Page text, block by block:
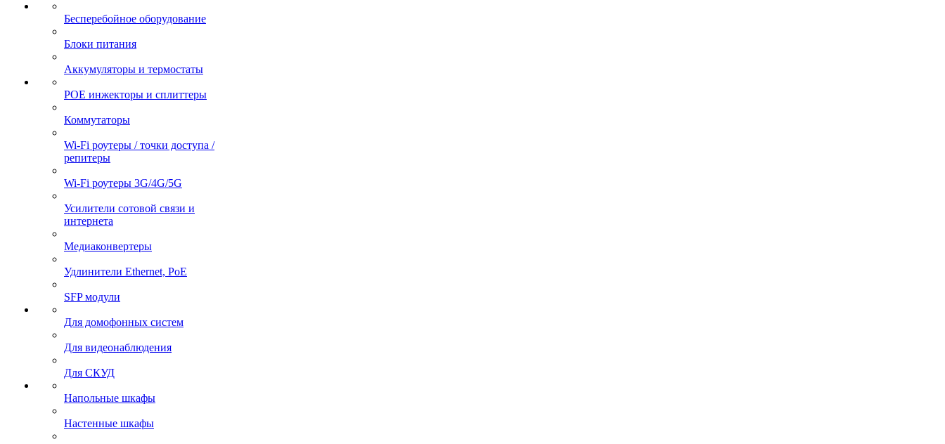
Бесперебойное оборудование
Блоки питания
Аккумуляторы и термостаты
POE инжекторы и сплиттеры
Коммутаторы
Wi-Fi роутеры / точки доступа /
репитеры
Wi-Fi роутеры 3G/4G/5G
Усилители сотовой связи и
интернета
Медиаконвертеры
Удлинители Ethernet, PoE
SFP модули
Для домофонных систем
Для видеонаблюдения
Для СКУД
Напольные шкафы
Настенные шкафы